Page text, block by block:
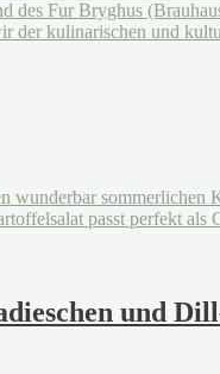
und